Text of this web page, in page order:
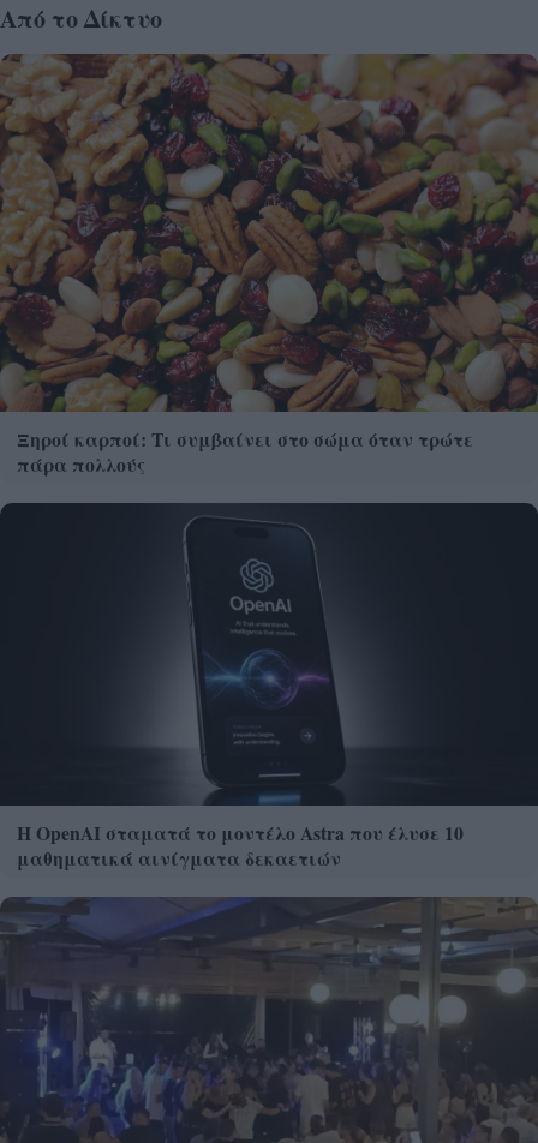
Από το Δίκτυο
Ξηροί καρποί: Τι συμβαίνει στο σώμα όταν τρώτε
πάρα πολλούς
Η OpenAI σταματά το μοντέλο Astra που έλυσε 10
μαθηματικά αινίγματα δεκαετιών